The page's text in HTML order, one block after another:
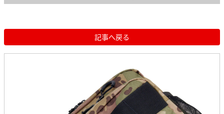
記事へ戻る